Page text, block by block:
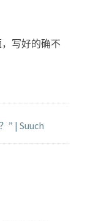
写好的确不
” | Suuch